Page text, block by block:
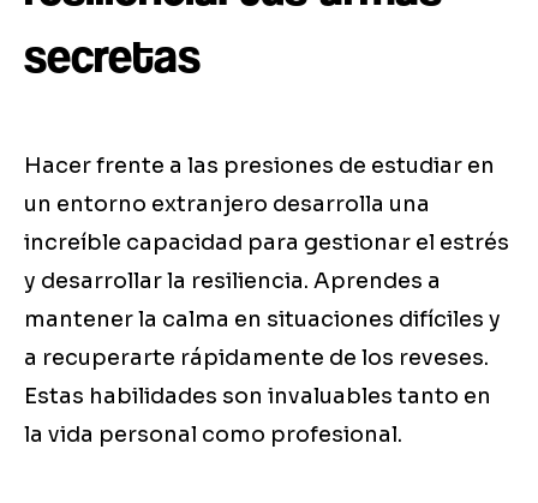
secretas
Hacer frente a las presiones de estudiar en
un entorno extranjero desarrolla una
increíble capacidad para gestionar el estrés
y desarrollar la resiliencia. Aprendes a
mantener la calma en situaciones difíciles y
a recuperarte rápidamente de los reveses.
Estas habilidades son invaluables tanto en
la vida personal como profesional.